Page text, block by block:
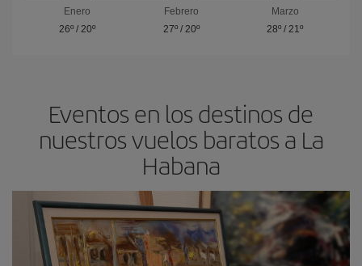
Enero
26º/ 20º
Febrero
27º/ 20º
Marzo
28º /21º
Eventos en los destinos de
nuestros vuelos baratos a La
Habana